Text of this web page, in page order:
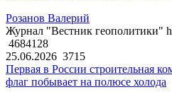
Розанов Валерий
Журнал "Вестник геополитики"
4684128
25.06.2026 3715
Первая в России строительная
флаг побывает на полюсе холода